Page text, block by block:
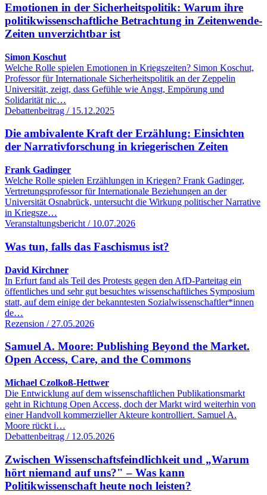
Emotionen in der Sicherheitspolitik: Warum ihre
politikwissenschaftliche Betrachtung in Zeitenwende-
Zeiten unverzichtbar ist
Simon Koschut
Welche Rolle spielen Emotionen in Kriegszeiten? Simon Koschut,
Professor für Internationale Sicherheitspolitik an der Zeppelin
Universität, zeigt, dass Gefühle wie Angst, Empörung und
Solidarität nic…
Debattenbeitrag / 15.12.2025
Die ambivalente Kraft der Erzählung: Einsichten
der Narrativforschung in kriegerischen Zeiten
Frank Gadinger
Welche Rolle spielen Erzählungen in Kriegen? Frank Gadinger,
Vertretungsprofessor für Internationale Beziehungen an der
Universität Osnabrück, untersucht die Wirkung politischer Narrative
in Kriegsze…
Veranstaltungsbericht / 10.07.2026
Was tun, falls das Faschismus ist?
David Kirchner
In Erfurt fand als Teil des Protests gegen den AfD-Parteitag ein
öffentliches und sehr gut besuchtes wissenschaftliches Symposium
statt, auf dem einige der bekanntesten Sozialwissenschaftler*innen
de…
Rezension / 27.05.2026
Samuel A. Moore: Publishing Beyond the Market.
Open Access, Care, and the Commons
Michael Czolkoß-Hettwer
Die Entwicklung auf dem wissenschaftlichen Publikationsmarkt
geht in Richtung Open Access, doch der Markt wird weiterhin von
einer Handvoll kommerzieller Akteure kontrolliert. Samuel A.
Moore rückt i…
Debattenbeitrag / 12.05.2026
Zwischen Wissenschaftsfeindlichkeit und „Warum
hört niemand auf uns?" – Was kann
Politikwissenschaft heute noch leisten?